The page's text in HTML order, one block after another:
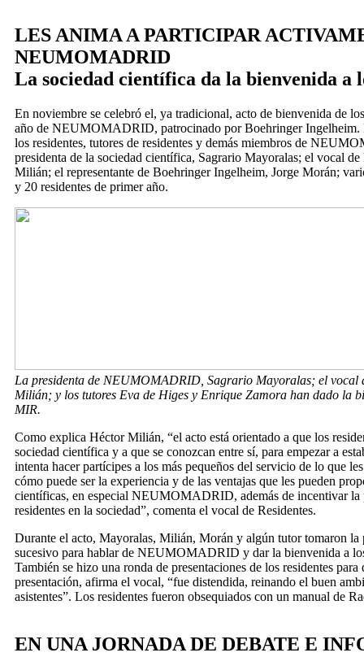
LES ANIMA A PARTICIPAR
NEUMOMADRID
La sociedad científica da la bienvenida a
En noviembre se celebró el, ya tradicional, acto de bienvenida de
año de NEUMOMADRID, patrocinado por Boehringer Ingelheim.
los residentes, tutores de residentes y demás miembros de
presidenta de la sociedad científica, Sagrario Mayoralas; el vocal de
Milián; el representante de Boehringer Ingelheim, Jorge Morán;
y 20 residentes de primer año.
La presidenta de NEUMOMADRID, Sagrario Mayoralas; el vocal
Milián; y los tutores Eva de Higes y Enrique Zamora han dado la
MIR.
Como explica Héctor Milián, “el acto está orientado a que los
sociedad científica y a que se conozcan entre sí, para empezar a
intenta hacer partícipes a los más pequeños del servicio de lo que
cómo puede ser la experiencia y de las ventajas que les pueden
científicas, en especial NEUMOMADRID, además de incentivar la
residentes en la sociedad”, comenta el vocal de Residentes.
Durante el acto, Mayoralas, Milián, Morán y algún tutor tomaron la
sucesivo para hablar de NEUMOMADRID y dar la bienvenida a
También se hizo una ronda de presentaciones de los residentes
presentación, afirma el vocal, “fue distendida, reinando el buen
asistentes”. Los residentes fueron obsequiados con un manual de
EN UNA JORNADA DE DEBATE E